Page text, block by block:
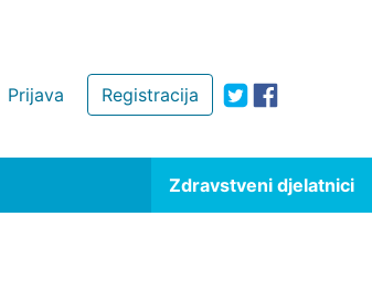
Registracija
Prijava
Zdravstveni djelatnici